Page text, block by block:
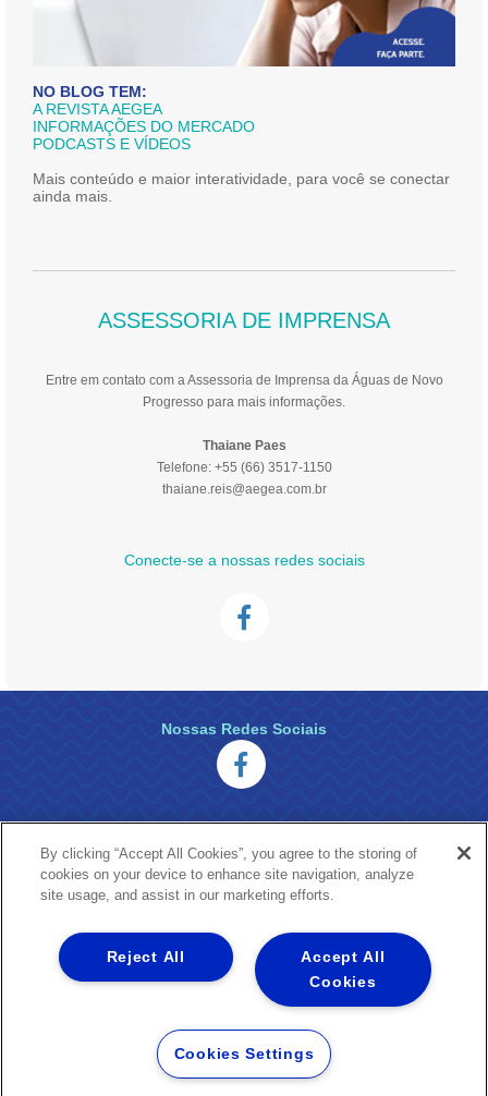
NO BLOG TEM:
A REVISTA AEGEA
INFORMAÇÕES DO MERCADO
PODCASTS E VÍDEOS
Mais conteúdo e maior interatividade, para você se conectar
ainda mais.
ASSESSORIA DE IMPRENSA
Entre em contato com a Assessoria de Imprensa da Águas de Novo
Progresso para mais informações.
Thaiane Paes
Telefone: +55 (66) 3517-1150
thaiane.reis@aegea.com.br
Conecte-se a nossas redes sociais
Nossas Redes Sociais
Uma empresa
Copyright ® 2026 - Todos os Direitos Reservados.
Nossa natureza movimenta a vida
Termos Gerais de Uso de Sites e Aplicativos
Política de Privacidade e Proteção de Dados
By clicking “Accept All Cookies”, you agree to the storing of
cookies on your device to enhance site navigation, analyze
site usage, and assist in our marketing efforts.
Accept All
Cookies
Reject All
Cookies Settings